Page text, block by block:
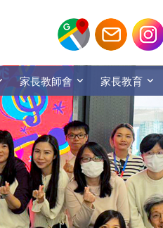
家長教師會 家長教育